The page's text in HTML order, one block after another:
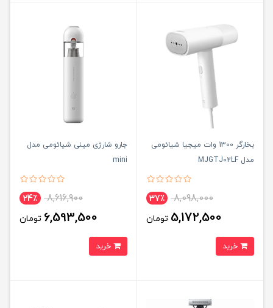
بخارگر 1300 وات میجیا شیائومی
مدل MJGTJ02LF
8,098,000 37٪
5,172,500 تومان
جارو شارژی مینی شیائومی مدل
mini
8,616,900 24٪
6,593,500 تومان